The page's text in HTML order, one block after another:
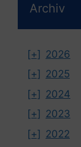
Archiv
[+] 2026
[+] 2025
[+] 2024
[+] 2023
[+] 2022